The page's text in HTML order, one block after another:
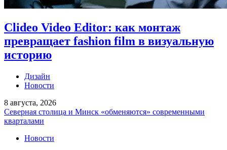
Clideo Video Editor: как монтаж
превращает fashion film в визуальную
историю
Дизайн
Новости
8 августа, 2026
Северная столица и Минск «обменяются» современными
кварталами
Новости